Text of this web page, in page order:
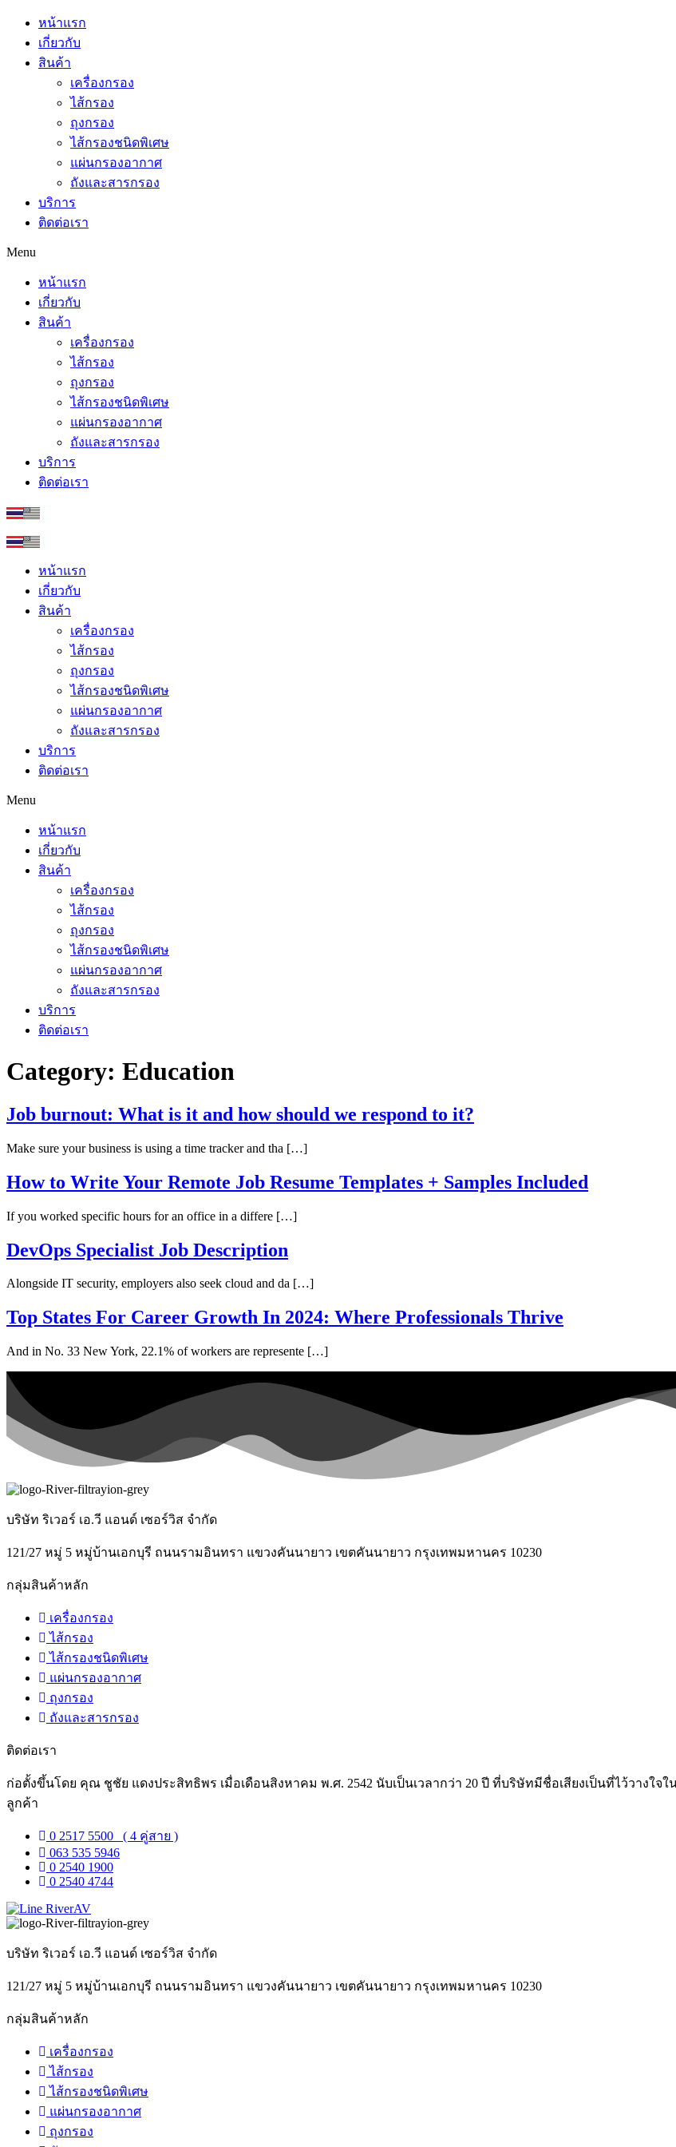
Skip
content
หน้าแรก
เกี่ยวกับ
สินค้า
เครื่องกรอง
ไส้กรอง
ถุงกรอง
ไส้กรองชนิดพิเศษ
แผ่นกรองอากาศ
ถังและสารกรอง
บริการ
ติดต่อเรา
Menu
หน้าแรก
เกี่ยวกับ
สินค้า
เครื่องกรอง
ไส้กรอง
ถุงกรอง
ไส้กรองชนิดพิเศษ
แผ่นกรองอากาศ
ถังและสารกรอง
บริการ
ติดต่อเรา
หน้าแรก
เกี่ยวกับ
สินค้า
เครื่องกรอง
ไส้กรอง
ถุงกรอง
ไส้กรองชนิดพิเศษ
แผ่นกรองอากาศ
ถังและสารกรอง
บริการ
ติดต่อเรา
Menu
หน้าแรก
เกี่ยวกับ
สินค้า
เครื่องกรอง
ไส้กรอง
ถุงกรอง
ไส้กรองชนิดพิเศษ
แผ่นกรองอากาศ
ถังและสารกรอง
บริการ
ติดต่อเรา
Category: Education
Job burnout: What is it and how should we respond to it?
Make sure your business is using a time tracker and tha […]
How to Write Your Remote Job Resume Templates + Samples Included
If you worked specific hours for an office in a differe […]
DevOps Specialist Job Description
Alongside IT security, employers also seek cloud and da […]
Top States For Career Growth In 2024: Where Professionals Thrive
And in No. 33 New York, 22.1% of workers are represente […]
บริษัท ริเวอร์ เอ.วี แอนด์ เซอร์วิส จำกัด
121/27 หมู่ 5 หมู่บ้านเอกบุรี ถนนรามอินทรา แขวงคันนายาว เขตคันนายาว กรุงเทพมหานคร 10230
กลุ่มสินค้าหลัก
เครื่องกรอง
ไส้กรอง
ไส้กรองชนิดพิเศษ
แผ่นกรองอากาศ
ถุงกรอง
ถังและสารกรอง
ติดต่อเรา
ก่อตั้งขึ้นโดย คุณ ชูชัย แดงประสิทธิพร เมื่อเดือนสิงหาคม พ.ศ. 2542 นับเป็นเวลากว่า 20 ปี ที่บริษัทมีชื่อเสียงเป็นที่ไว้วา
ลูกค้า
0 2517 5500 ( 4 คู่สาย )
063 535 5946
0 2540 1900
0 2540 4744
บริษัท ริเวอร์ เอ.วี แอนด์ เซอร์วิส จำกัด
121/27 หมู่ 5 หมู่บ้านเอกบุรี ถนนรามอินทรา แขวงคันนายาว เขตคันนายาว กรุงเทพมหานคร 10230
กลุ่มสินค้าหลัก
เครื่องกรอง
ไส้กรอง
ไส้กรองชนิดพิเศษ
แผ่นกรองอากาศ
ถุงกรอง